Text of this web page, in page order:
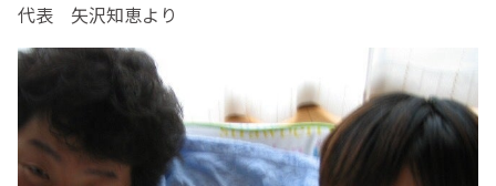
代表 矢沢知恵より